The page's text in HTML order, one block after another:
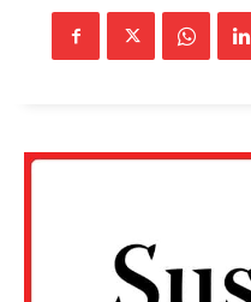
FREEDOM
PRESShub